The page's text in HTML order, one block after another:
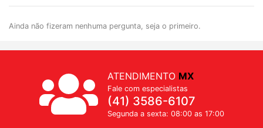
Ainda não fizeram nenhuma pergunta, seja o primeiro.
ATENDIMENTO MX
Fale com especialistas
(41) 3586-6107
Segunda a sexta: 08:00 as 17:00